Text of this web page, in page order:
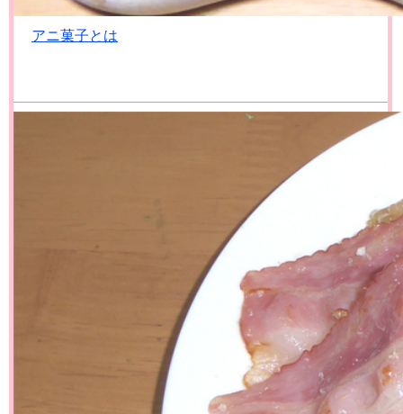
アニ菓子とは